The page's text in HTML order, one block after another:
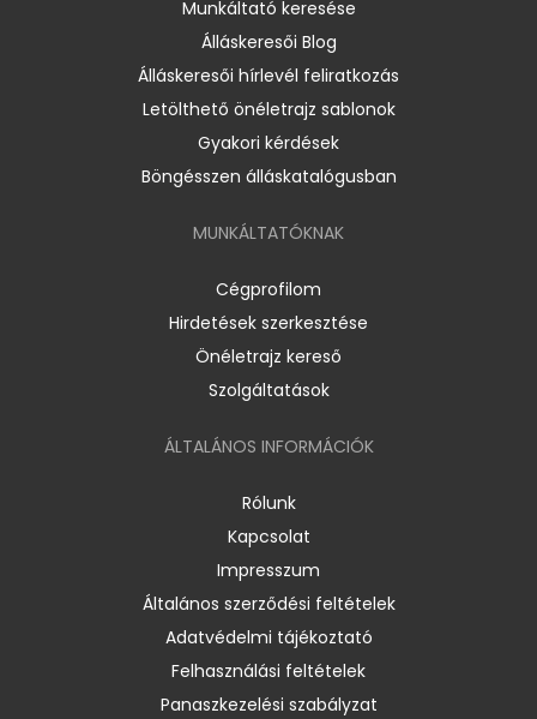
Munkáltató keresése
Álláskeresői Blog
Álláskeresői hírlevél feliratkozás
Letölthető önéletrajz sablonok
Gyakori kérdések
Böngésszen álláskatalógusban
MUNKÁLTATÓKNAK
Cégprofilom
Hirdetések szerkesztése
Önéletrajz kereső
Szolgáltatások
ÁLTALÁNOS INFORMÁCIÓK
Rólunk
Kapcsolat
Impresszum
Általános szerződési feltételek
Adatvédelmi tájékoztató
Felhasználási feltételek
Panaszkezelési szabályzat